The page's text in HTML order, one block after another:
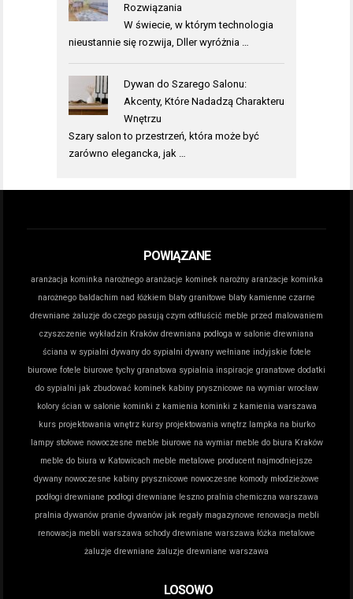
Rozwiązania
W świecie, w którym technologia
nieustannie się rozwija, Dller wyróżnia …
Dywan do Szarego Salonu:
Akcenty, Które Nadadzą Charakteru
Wnętrzu
Szary salon to przestrzeń, która może być
zarówno elegancka, jak …
POWIĄZANE
aranżacja kominka narożnego aranżacje kominek narożny aranżacje kominka
narożnego baldachim nad łóżkiem blaty granitowe blaty kamienne czarne
drewniane żaluzje do czego pasują czym odtłuścić meble przed malowaniem
czyszczenie wykładzin Kraków drewniana podłoga w salonie drewniana
ściana w sypialni dywany do sypialni dywany wełniane indyjskie fotele
biurowe fotele biurowe tychy granatowa sypialnia inspiracje granatowe dodatki
do sypialni jak zbudować kominek kabiny prysznicowe na wymiar wrocław
kolory ścian w salonie kominki z kamienia kominki z kamienia warszawa
kurs projektowania wnętrz kursy projektowania wnętrz lampka na biurko
lampy stołowe nowoczesne meble biurowe na wymiar meble do biura Kraków
meble do biura w Katowicach meble metalowe producent najmodniejsze
dywany nowoczesne kabiny prysznicowe nowoczesne komody młodzieżowe
podłogi drewniane podłogi drewniane leszno pralnia chemiczna warszawa
pralnia dywanów pranie dywanów jak regały magazynowe renowacja mebli
renowacja mebli warszawa schody drewniane warszawa łóżka metalowe
żaluzje drewniane żaluzje drewniane warszawa
LOSOWO